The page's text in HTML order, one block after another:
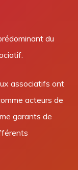
du
associatifs ont
acteurs de
garants de